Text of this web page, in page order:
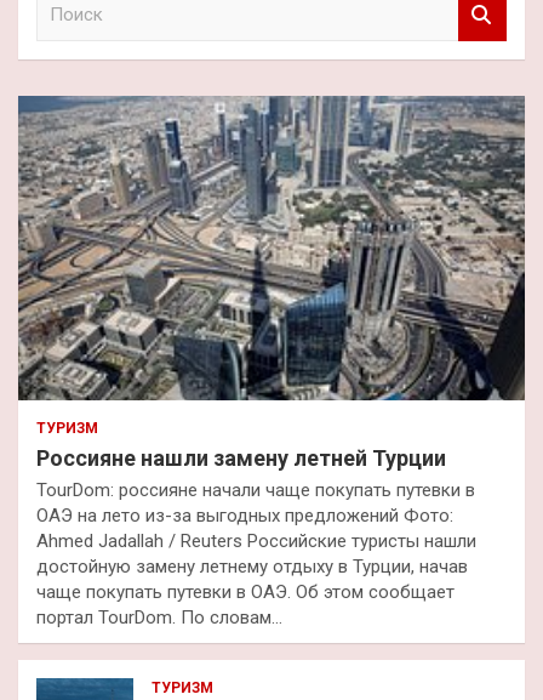
к
ТУРИЗМ
Россияне нашли замену летней Турции
TourDom: россияне начали чаще покупать путевки в
ОАЭ на лето из-за выгодных предложений Фото:
Ahmed Jadallah / Reuters Российские туристы нашли
достойную замену летнему отдыху в Турции, начав
чаще покупать путевки в ОАЭ. Об этом сообщает
портал TourDom. По словам…
ТУРИЗМ